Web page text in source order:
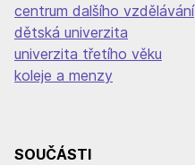
centrum dalšího vzdělávání
dětská univerzita
univerzita třetího věku
koleje a menzy
SOUČÁSTI